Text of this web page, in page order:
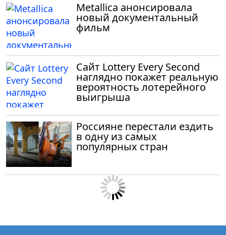
Metallica анонсировала
новый документальный
фильм
Сайт Lottery Every Second
наглядно покажет реальную
вероятность лотерейного
выигрыша
Россияне перестали ездить
в одну из самых
популярных стран